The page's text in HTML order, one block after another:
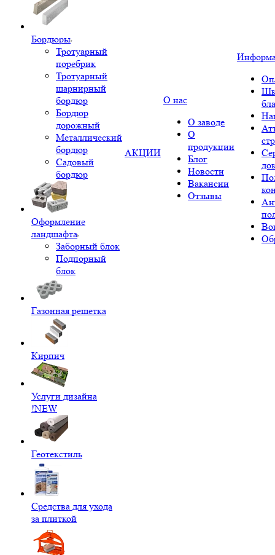
Бордюры
Тротуарный
поребрик
Тротуарный
шарнирный
бордюр
Бордюр
дорожный
Металлический
бордюр
Садовый
бордюр
Оформление
ландшафта
Заборный блок
Подпорный
блок
Газонная решетка
Кирпич
Услуги дизайна
!NEW
Геотекстиль
Средства для ухода
за плиткой
АКЦИИ
О нас
О заводе
О
продукции
Блог
Новости
Вакансии
Отзывы